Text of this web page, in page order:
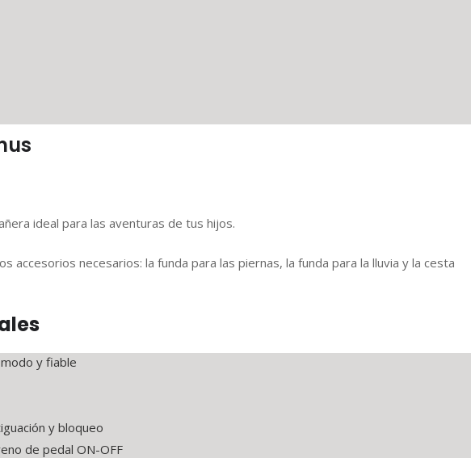
ideal para las aventuras de tus hijos.
accesorios necesarios: la funda para las piernas, la funda para la lluvia y la cesta
y fiable
y bloqueo
de pedal ON-OFF